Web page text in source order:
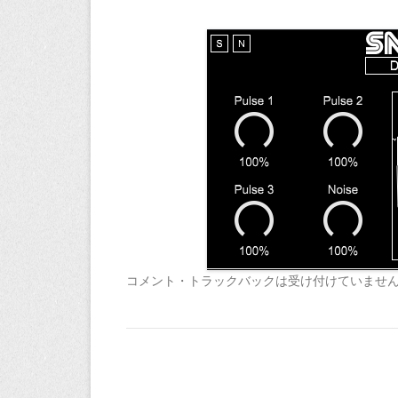
コメント・トラックバックは受け付けていませ